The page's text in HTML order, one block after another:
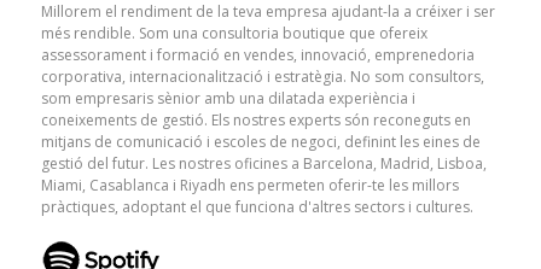
Millorem el rendiment de la teva empresa ajudant-la a créixer i ser
més rendible. Som una consultoria boutique que ofereix
assessorament i formació en vendes, innovació, emprenedoria
corporativa, internacionalització i estratègia. No som consultors,
som empresaris sènior amb una dilatada experiència i
coneixements de gestió. Els nostres experts són reconeguts en
mitjans de comunicació i escoles de negoci, definint les eines de
gestió del futur. Les nostres oficines a Barcelona, ​​Madrid, Lisboa,
Miami, Casablanca i Riyadh ens permeten oferir-te les millors
pràctiques, adoptant el que funciona d'altres sectors i cultures.